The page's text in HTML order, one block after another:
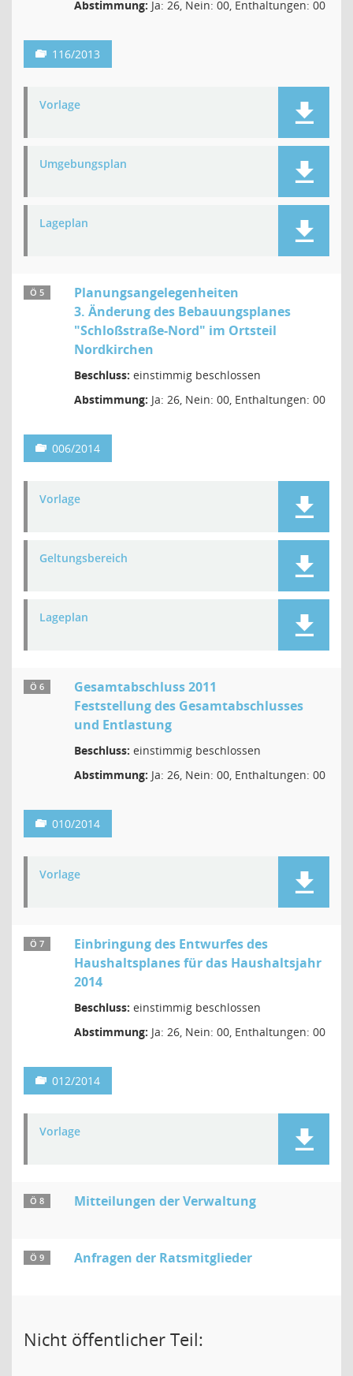
Abstimmung: Ja: 26, Nein: 00, Enthaltungen: 00
116/2013
Vorlage
Umgebungsplan
Lageplan
Ö 5
Planungsangelegenheiten
3. Änderung des Bebauungsplanes
"Schloßstraße-Nord" im Ortsteil
Nordkirchen
Beschluss: einstimmig beschlossen
Abstimmung: Ja: 26, Nein: 00, Enthaltungen: 00
006/2014
Vorlage
Geltungsbereich
Lageplan
Ö 6
Gesamtabschluss 2011
Feststellung des Gesamtabschlusses
und Entlastung
Beschluss: einstimmig beschlossen
Abstimmung: Ja: 26, Nein: 00, Enthaltungen: 00
010/2014
Vorlage
Ö 7
Einbringung des Entwurfes des
Haushaltsplanes für das Haushaltsjahr
2014
Beschluss: einstimmig beschlossen
Abstimmung: Ja: 26, Nein: 00, Enthaltungen: 00
012/2014
Vorlage
Ö 8 Mitteilungen der Verwaltung
Ö 9 Anfragen der Ratsmitglieder
Nicht öffentlicher Teil: